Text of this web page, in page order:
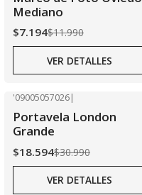
Agotado
Mediano
$7.194$11.990
VER DETALLES
Agotado
'09005057026|
Portavela London
Grande
$18.594$30.990
VER DETALLES